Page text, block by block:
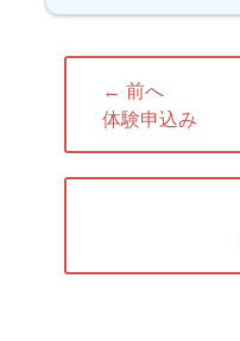
投
ビ
← 前へ
前
の
投
体験申込み
の